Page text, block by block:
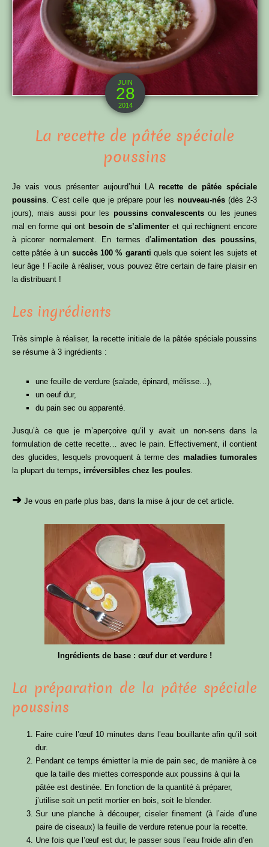
JUIN
28
2014
La recette de pâtée spéciale
poussins
Je vais vous présenter aujourd’hui LArecette de pâtée spéciale
poussins . C’est celle que je prépare pour les nouveau-nés(dès 2-3
jours), mais aussi pour les poussins convalescents ou les jeunes
mal en forme qui ont besoin de s’alimenter et qui rechignent encore
à picorer normalement. En termes d’alimentation des poussins
cette pâtée à un succès 100 % garanti quels que soient les sujets et
leur âge ! Facile à réaliser, vous pouvez être certain de faire plaisir en
la distribuant !
Les ingrédients
Très simple à réaliser, la recette initiale de la pâtée spéciale poussins
se résume à 3 ingrédients :
une feuille de verdure (salade, épinard, mélisse…),
un oeuf dur,
du pain sec ou apparenté.
Jusqu’à ce que je m’aperçoive qu’il y avait un non-sens dans la
formulation de cette recette… avec le pain. Effectivement, il contient
des glucides, lesquels provoquent à terme des maladies tumorales
la plupart du temps, irréversibles chez les poules
➜ Je vous en parle plus bas, dans la mise à jour de cet article.
Ingrédients de base : œuf dur et verdure !
La préparation de la pâtée spéciale
poussins
Faire cuire l’œuf 10 minutes dans l’eau bouillante afin qu’il soit
dur.
Pendant ce temps émietter la mie de pain sec, de manière à ce
que la taille des miettes corresponde aux poussins à qui la
pâtée est destinée. En fonction de la quantité à préparer,
j’utilise soit un petit mortier en bois, soit le blender.
Sur une planche à découper, ciseler finement (à l’aide d’une
paire de ciseaux) la feuille de verdure retenue pour la recette.
Une fois que l’œuf est dur, le passer sous l’eau froide afin d’en